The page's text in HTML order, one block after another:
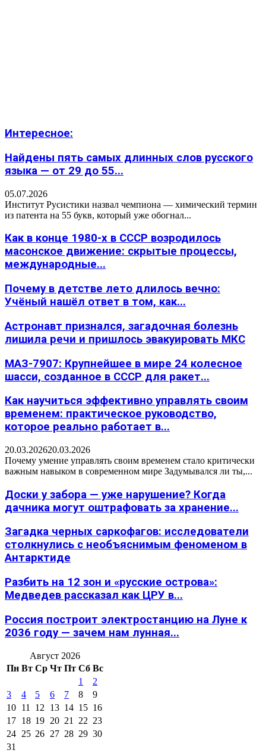
Интересное:
Найдены пять самых длинных слов русского
языка — от 29 до 55...
05.07.2026
Институт Русистики назвал чемпиона — химический термин
из патента на 55 букв, который уже обогнал...
Как в конце 1980-х в СССР возродилось
масонское движение: скрытые процессы,
международные...
Почему в детстве лето длилось вечно:
Учёный нашёл ответ в том, как...
Астронавт признался, загадочная болезнь
лишила речи и пришлось эвакуировать МКС
МАЗ-7907: Крупнейшее в мире 24 колесное
шасси, созданное в СССР для ракет...
Как научиться эффективно управлять своим
временем: практическое руководство,
которое реально работает в...
20.03.202620.03.2026
Почему умение управлять своим временем стало критически
важным навыком в современном мире Задумывался ли ты,...
Доски у забора — уже нарушение? Когда
дачника могут оштрафовать за хранение...
Загадка черных саркофагов: исследователи
столкнулись с необъяснимым феноменом в
Антарктиде
Разбить на 12 зон и «русские острова»:
Медведев рассказал как ЦРУ в...
Россия построит электростанцию на Луне к
2036 году — зачем нам лунная...
Август 2026
Пн Вт Ср Чт Пт Сб Вс
1
2
3
4 5 6 7 8
9
10 11 12 13 14 15 16
17 18 19 20 21 22 23
24 25 26 27 28 29 30
31